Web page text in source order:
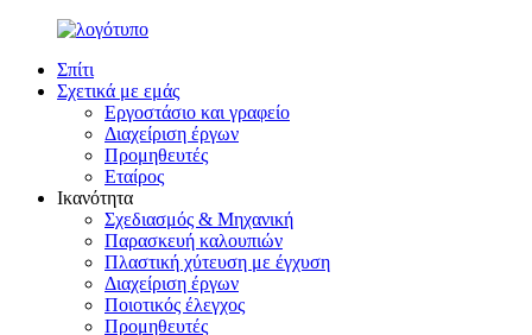
Σπίτι
Σχετικά με εμάς
Εργοστάσιο και γραφείο
Διαχείριση έργων
Προμηθευτές
Εταίρος
Ικανότητα
Σχεδιασμός & Μηχανική
Παρασκευή καλουπιών
Πλαστική χύτευση με έγχυση
Διαχείριση έργων
Ποιοτικός έλεγχος
Προμηθευτές